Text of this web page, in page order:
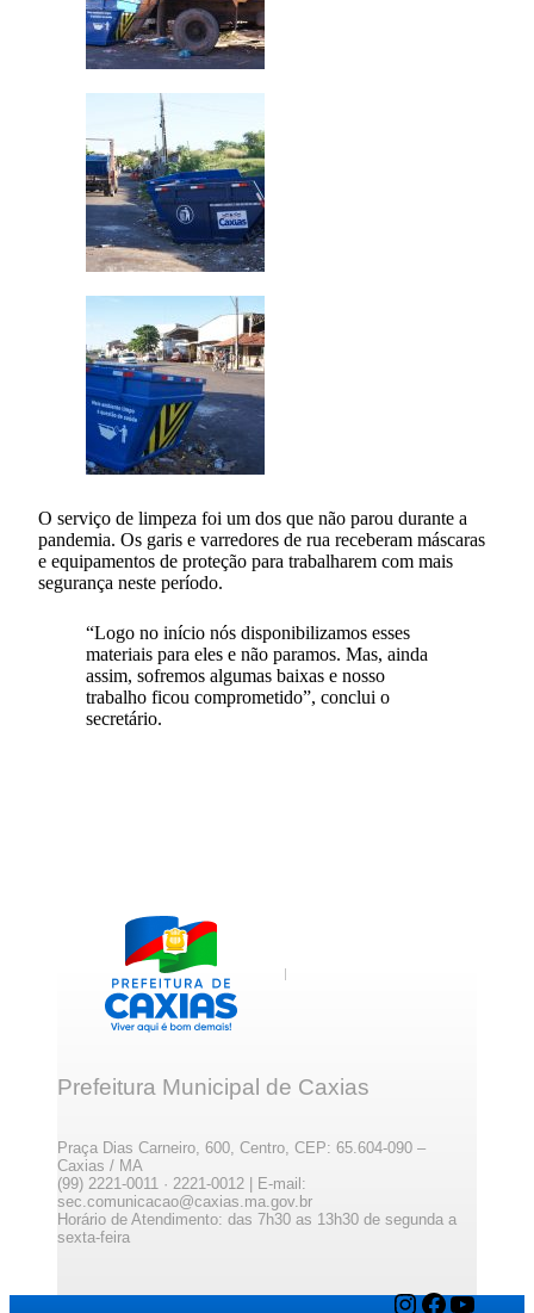
O serviço de limpeza foi um dos que não parou durante a
pandemia. Os garis e varredores de rua receberam máscaras
e equipamentos de proteção para trabalharem com mais
segurança neste período.
“Logo no início nós disponibilizamos esses
materiais para eles e não paramos. Mas, ainda
assim, sofremos algumas baixas e nosso
trabalho ficou comprometido”, conclui o
secretário.
Prefeitura Municipal de Caxias
Praça Dias Carneiro, 600, Centro, CEP: 65.604-090 –
Caxias / MA
(99) 2221-0011 · 2221-0012 | E-mail:
sec.comunicacao@caxias.ma.gov.br
Horário de Atendimento: das 7h30 as 13h30 de segunda a
sexta-feira
InstagramFacebook YouTube